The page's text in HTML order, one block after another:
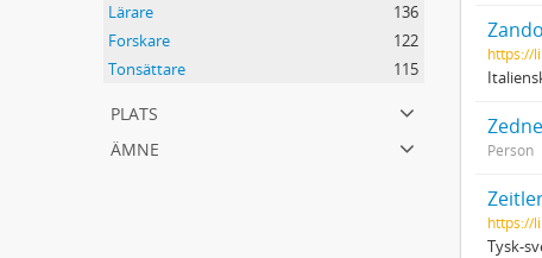
Lärare
136
Forskare
122
Tonsättare
115
plats
ämne
https://
Person
https://
Tysk-